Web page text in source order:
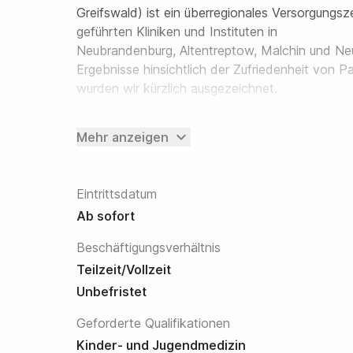
Greifswald) ist ein überregionales
geführten Kliniken und Instituten in
Neubrandenburg, Altentreptow, Malchin und
Ergebnisse hinsichtlich der Zufriedenheit von
wurden wir kürzlich ausgezeichnet.
für Kinderchirurgie und -urologie sowie den
Pädiat- rie diagnostiziert und therapiert (mit
Kinderkardiologie, Schlaflabor, Pulmologie und
Zusammenarbeit mit der Klinik für
des Mukoviszidose-Zentrums Mecklenburg-
Mehr anzeigen expand_more
Eintrittsdatum
Ab sofort
Beschäftigungsverhältnis
Teilzeit/Vollzeit
Unbefristet
Geforderte Qualifikationen
Kinder- und Jugendmedizin